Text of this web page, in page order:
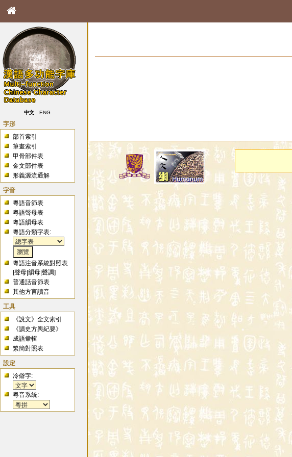
中文 ENG
字形
部首索引
筆畫索引
甲骨部件表
金文部件表
形義源流通解
字音
粵語音節表
粵語聲母表
粵語韻母表
粵語分類字表:
粵語注音系統對照表
[聲母 |韻母 |聲調]
普通話音節表
其他方言讀音
工具
《說文》全文索引
《讀史方輿紀要》
成語彙輯
繁簡對照表
設定
冷僻字:
粵音系統: